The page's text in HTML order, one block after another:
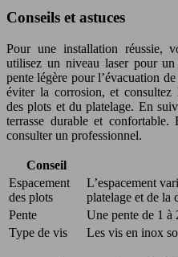
Conseils et astuces
Pour une installation réussie,
utilisez un niveau laser pour
pente légère pour l’évacuation
éviter la corrosion, et consultez
des plots et du platelage. En
terrasse durable et confortable.
consulter un professionnel.
Conseil
Espacement
des plots
L’espacement
platelage et de la
Pente
Une pente de 1 à
Type de vis
Les vis en inox